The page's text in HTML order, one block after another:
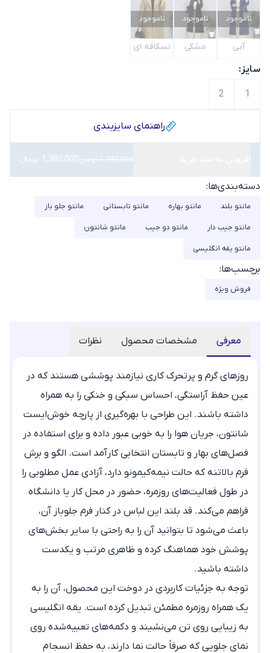
ناموجود
آبی
ناموجود
مشکی
ناموجود
نسکافه ای
سایز:
1
2
راهنمای سایز‌بندی
1,780,000 تومان 1,380,000 تومانء
دسته‌بندی‌ها:
مانتو بلند مانتو بهاره مانتو تابستانی مانتو جلو باز
مانتو جیب دار مانتو دو جیب مانتو شانتون
مانتو یقه انگلیسی
برچسب‌ها:
فروش ویژه
معرفی مشخصات محصول نظرات
روزهای گرم و پرتحرک کاری نیازمند پوششی هستند که در
عین حفظ آراستگی، احساس سبکی و خنکی را به همراه
داشته باشند. این طراحی با بهره‌گیری از پارچه خوش‌ایست
شانتون، جریان هوا را به خوبی عبور داده و برای استفاده در
فصل‌های بهار و تابستان انتخابی کارآمد است. الگو و برش
فرم بالاتنه که حالت نیمه‌کیمونو دارد، آزادی عمل مطلوبی را
در طول فعالیت‌های روزمره، حضور در محل کار یا دانشگاه
فراهم می‌کند. قد بلند این لباس در کنار فرم جلوباز آن،
باعث می‌شود تا بتوانید آن را به راحتی با سایر بخش‌های
پوشش خود هماهنگ کرده و ظاهری مرتب و یکدست
داشته باشید.
توجه به جزئیات کاربردی در دوخت این محصول، آن را به
یک همراه روزمره مطمئن تبدیل کرده است. یقه انگلیسی
به زیبایی روی تن می‌نشیند و دکمه‌های تعبیه‌شده روی
نمای جلویی که صرفاً حالت نما دارند، به حفظ انسجام